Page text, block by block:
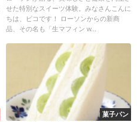
せた特別なスイーツ体験。みなさんこんに
ちは、ピコです！ ローソンからの新商
品、その名も「生マフィン w...
菓子パン